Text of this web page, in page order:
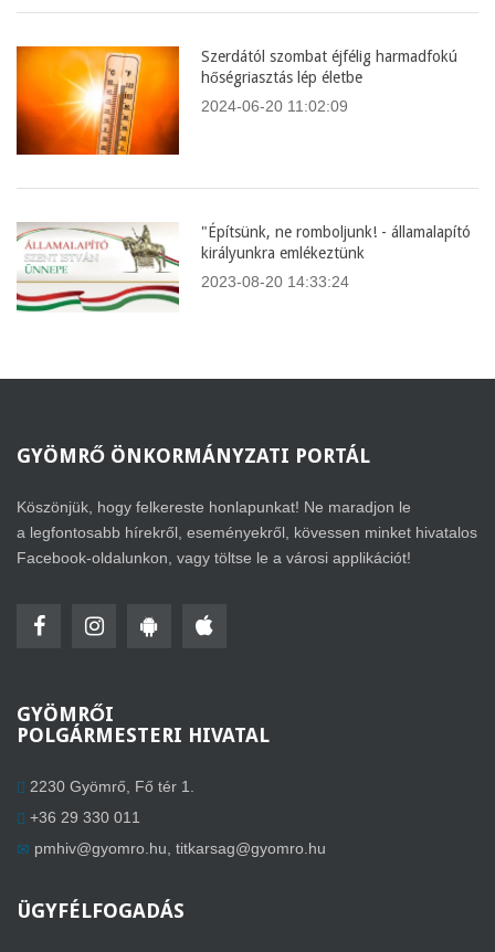
Szerdától szombat éjfélig harmadfokú
hőségriasztás lép életbe
2024-06-20 11:02:09
"Építsünk, ne romboljunk! - államalapító
királyunkra emlékeztünk
2023-08-20 14:33:24
GYÖMRŐ ÖNKORMÁNYZATI PORTÁL
Köszönjük, hogy felkereste honlapunkat! Ne maradjon le
a legfontosabb hírekről, eseményekről, kövessen minket hivatalos
Facebook-oldalunkon, vagy töltse le a városi applikációt!
GYÖMRŐI
POLGÁRMESTERI HIVATAL
2230 Gyömrő, Fő tér 1.
+36 29 330 011
pmhiv@gyomro.hu titkarsag@gyomro.hu
ÜGYFÉLFOGADÁS